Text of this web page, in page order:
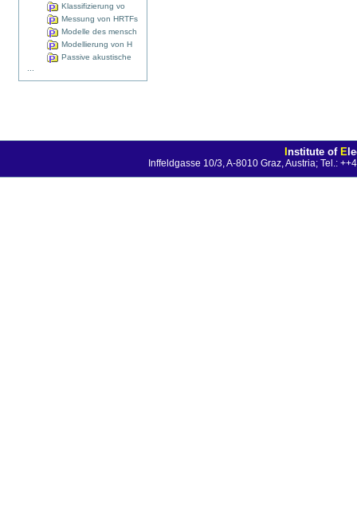
Klassifizierung vo
Messung von HRTFs
Modelle des mensch
Modellierung von H
Passive akustische
Institute of E
Inffeldgasse 10/3, A-8010 Graz, Austria; Tel.: